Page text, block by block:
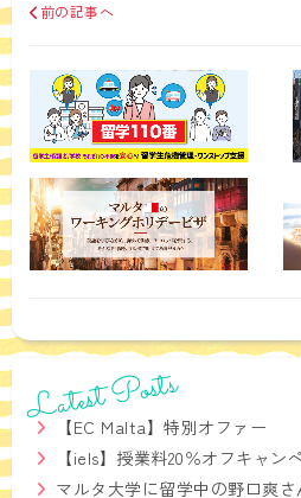
前の記事へ
Latest Posts
【EC Malta】特別オファー
【iels】授業料20％オフキャン
マルタ大学に留学中の野口爽